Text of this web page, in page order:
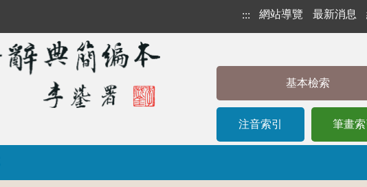
::: 網站導覽 最新消息
基本檢索
注音索引 筆畫索